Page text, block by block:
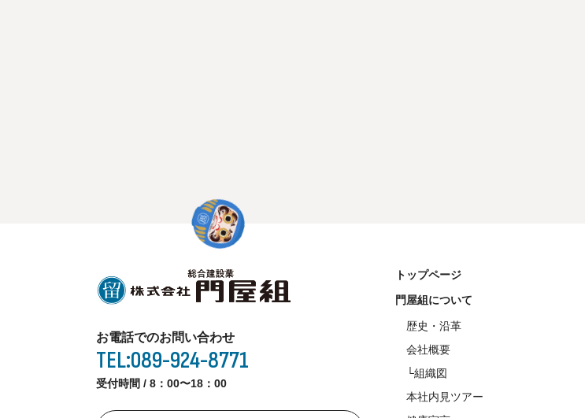
お電話でのお問い合わせ
TEL:089-924-8771
受付時間 / 8：00〜18：00
トップページ
門屋組について
歴史・沿革
会社概要
└組織図
本社内見ツアー